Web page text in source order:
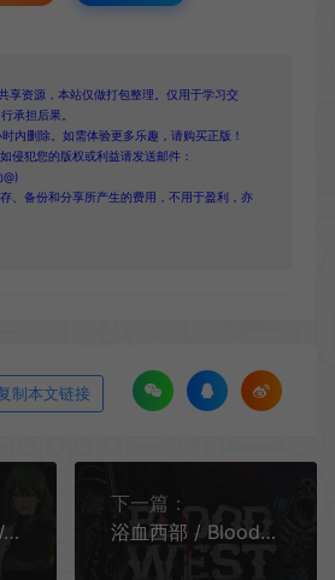
享资源，本站仅做打包整理。仅用于学习交
承担后果。
内删除。如需体验更多乐趣，请购买正版！
侵犯您的版权或利益请发送邮件：
@)
、备份和分享所产生的费用，不用于盈利，亦
制本文链接
秽水 / Unclean Water 第一人称闯关动作游戏
下一篇：
浴血西部 / Blood West 克苏鲁潜行动作游戏